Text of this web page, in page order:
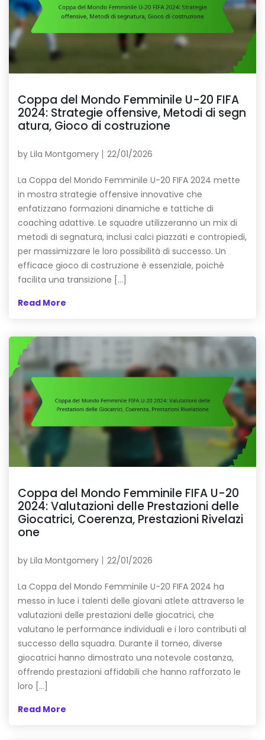
Coppa del Mondo Femminile U-20 FIFA
2024: Strategie offensive, Metodi di segn
atura, Gioco di costruzione
by Lila Montgomery 22/01/2026
La Coppa del Mondo Femminile U-20 FIFA 2024 mette
in mostra strategie offensive innovative che
enfatizzano formazioni dinamiche e tattiche di
coaching adattive. Le squadre utilizzeranno un mix di
metodi di segnatura, inclusi calci piazzati e contropiedi,
per massimizzare le loro possibilità di successo. Un
efficace gioco di costruzione è essenziale, poiché
facilita una transizione […]
Read More
Coppa del Mondo Femminile FIFA U-20
2024: Valutazioni delle Prestazioni delle
Giocatrici, Coerenza, Prestazioni Rivelazi
one
by Lila Montgomery 22/01/2026
La Coppa del Mondo Femminile U-20 FIFA 2024 ha
messo in luce i talenti delle giovani atlete attraverso le
valutazioni delle prestazioni delle giocatrici, che
valutano le performance individuali e i loro contributi al
successo della squadra. Durante il torneo, diverse
giocatrici hanno dimostrato una notevole costanza,
offrendo prestazioni affidabili che hanno rafforzato le
loro […]
Read More